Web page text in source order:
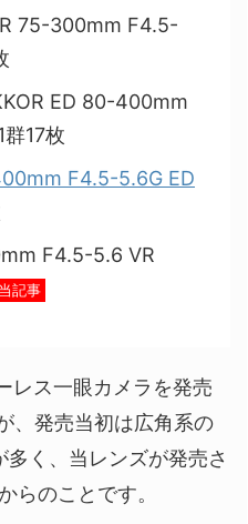
75-300mm F4.5-
ED 80-400mm
17枚
F4.5-5.6G ED
F4.5-5.6 VR
当記事
レス一眼カメラを発売
、発売当初は広角系の
く、当レンズが発売さ
らのことです。